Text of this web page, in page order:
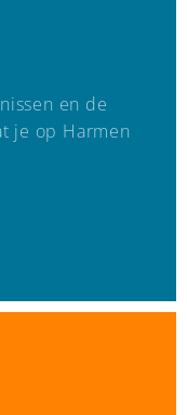
en de
je op Harmen